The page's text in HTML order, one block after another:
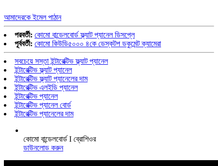
আমাদেরকে ইমেল পাঠান
পরবর্তী: কোমো বান্ডেলবোর্ড ফ্ল্যাট প্যানেল ডিসপ্লে
পূর্ববর্তী: কোমো কিউডি৫০০০ ৪কে ডেস্কটপ ডকুমেন্ট ক্যামেরা
সবচেয়ে সস্তা ইন্টারেক্টিভ ফ্ল্যাট প্যানেল
ইন্টারেক্টিভ ফ্ল্যাট প্যানেল
ইন্টারেক্টিভ ফ্ল্যাট প্যানেলের দাম
ইন্টারেক্টিভ এলইডি প্যানেল
ইন্টারেক্টিভ প্যানেল
ইন্টারেক্টিভ প্যানেল বোর্ড
ইন্টারেক্টিভ প্যানেলের দাম
কোমো বান্ডেলবোর্ড I ব্রোশিওর
ডাউনলোড করুন